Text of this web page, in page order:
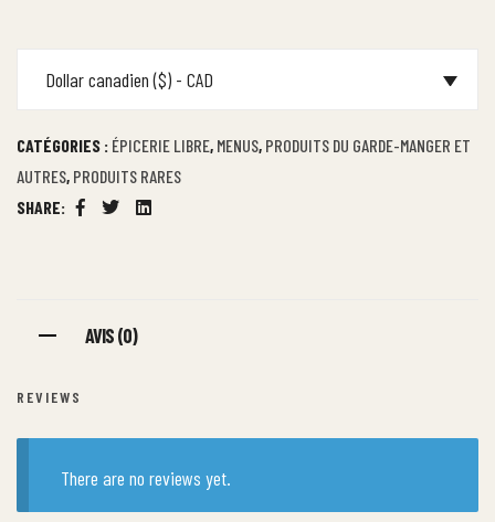
Dollar canadien ($) - CAD
CATÉGORIES : ÉPICERIE LIBRE, MENUS, PRODUITS DU GARDE-MANGER ET
AUTRES, PRODUITS RARES
SHARE:
Facebook
TwitterLinkedin
AVIS (0)
REVIEWS
There are no reviews yet.